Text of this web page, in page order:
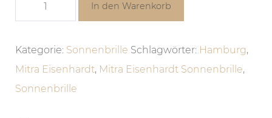
In den Warenkorb
Kategorie: Sonnenbrille Schlagwörter: Hamburg,
Mitra Eisenhardt, Mitra Eisenhardt Sonnenbrille,
Sonnenbrille